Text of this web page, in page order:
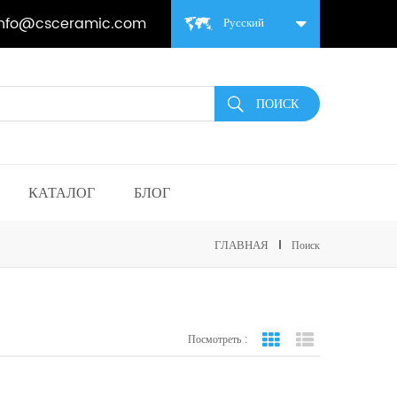
Русский
КАТАЛОГ БЛОГ
ГЛАВНАЯ Поиск
Посмотреть : вид сетки